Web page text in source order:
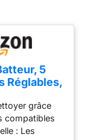
5
Réglables,
Crochets
grâce
compatibles
: Les